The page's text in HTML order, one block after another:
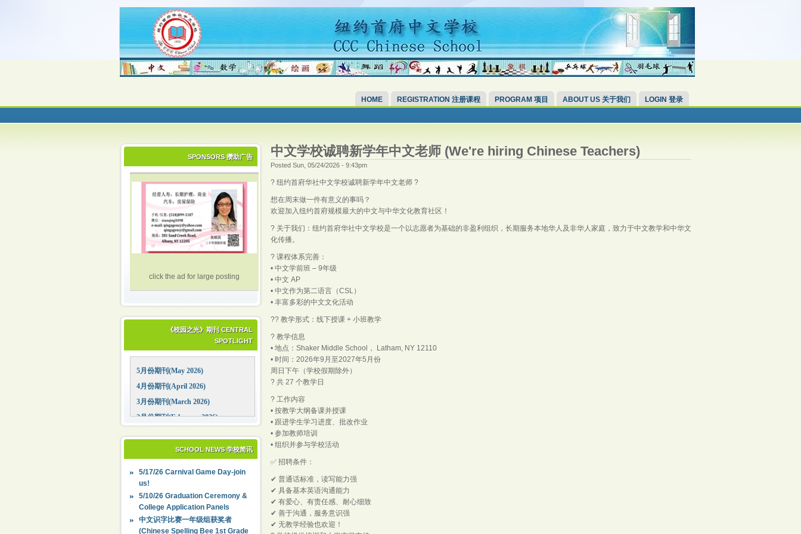
HOME REGISTRATION 注册课程 PROGRAM 项目 ABOUT US 关于我们 LOGIN 登录
SPONSORS 攒助广告
click the ad for large posting
《校园之光》期刊 CENTRAL
SPOTLIGHT
5月份期刊(May 2026)
4月份期刊(April 2026)
3月份期刊(March 2026)
2月份期刊(February 2026)
12月份期刊(December 2025)
10月份期刊(October 2025)
09月份期刊(September 2025)
SCHOOL NEWS 学校简讯
5/17/26 Carnival Game Day-join
us!
5/10/26 Graduation Ceremony &
College Application Panels
中文识字比赛一年级组获奖者
(Chinese Spelling Bee 1st Grade
中文学校诚聘新学年中文老师 (We're hiring Chinese Teachers)
Posted Sun, 05/24/2026 - 9:43pm
? 纽约首府华社中文学校诚聘新学年中文老师 ?
想在周末做一件有意义的事吗？
欢迎加入纽约首府规模最大的中文与中华文化教育社区！
? 关于我们：纽约首府华社中文学校是一个以志愿者为基础的非盈利组织，长期服务本地华人及非华人家庭，致力于中文教学和中华文
化传播。
? 课程体系完善：
• 中文学前班 – 9年级
• 中文 AP
• 中文作为第二语言（CSL）
• 丰富多彩的中文文化活动
?‍? 教学形式：线下授课 + 小班教学
? 教学信息
• 地点：Shaker Middle School， Latham, NY 12110
• 时间：2026年9月至2027年5月份
周日下午（学校假期除外）
? 共 27 个教学日
? 工作内容
• 按教学大纲备课并授课
• 跟进学生学习进度、批改作业
• 参加教师培训
• 组织并参与学校活动
✅ 招聘条件：
✔ 普通话标准，读写能力强
✔ 具备基本英语沟通能力
✔ 有爱心、有责任感、耐心细致
✔ 善于沟通，服务意识强
✔ 无教学经验也欢迎！